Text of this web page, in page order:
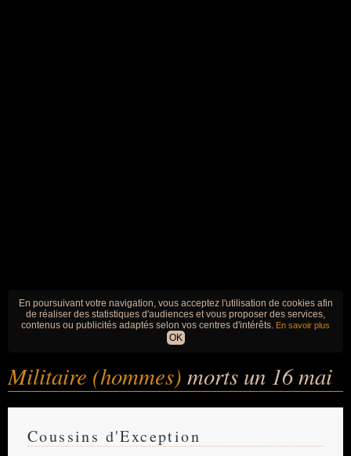
En poursuivant votre navigation, vous acceptez l'utilisation de cookies afin
de réaliser des statistiques d'audiences et vous proposer des services,
contenus ou publicités adaptés selon vos centres d'intérêts. En savoir plus
OK
Militaire (hommes) morts un 16 mai
Coussins d'Exception